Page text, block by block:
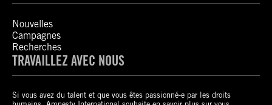
Nouvelles
Campagnes
Recherches
TRAVAILLEZ AVEC NOUS
Si vous avez du talent et que vous êtes passionné-e par les droits